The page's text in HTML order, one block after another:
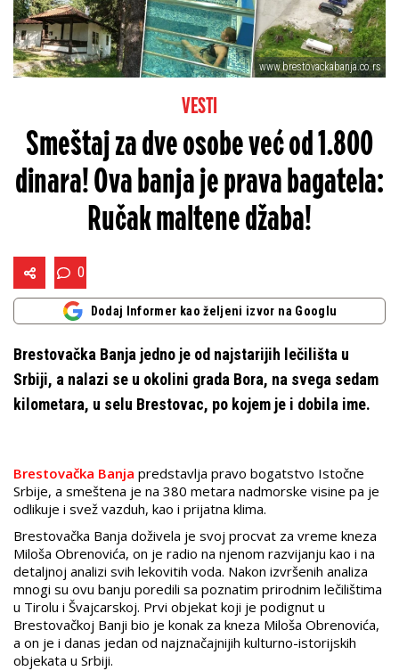
www.brestovackabanja.co.rs
VESTI
Smeštaj za dve osobe već od 1.800
dinara! Ova banja je prava bagatela:
Ručak maltene džaba!
0
Dodaj Informer kao željeni izvor na Googlu
Brestovačka Banja jedno je od najstarijih lečilišta u
Srbiji, a nalazi se u okolini grada Bora, na svega sedam
kilometara, u selu Brestovac, po kojem je i dobila ime.
Brestovačka Banja predstavlja pravo bogatstvo Istočne
Srbije, a smeštena je na 380 metara nadmorske visine pa je
odlikuje i svež vazduh, kao i prijatna klima.
Brestovačka Banja doživela je svoj procvat za vreme kneza
Miloša Obrenovića, on je radio na njenom razvijanju kao i na
detaljnoj analizi svih lekovitih voda. Nakon izvršenih analiza
mnogi su ovu banju poredili sa poznatim prirodnim lečilištima
u Tirolu i Švajcarskoj. Prvi objekat koji je podignut u
Brestovačkoj Banji bio je konak za kneza Miloša Obrenovića,
a on je i danas jedan od najznačajnijih kulturno-istorijskih
objekata u Srbiji.